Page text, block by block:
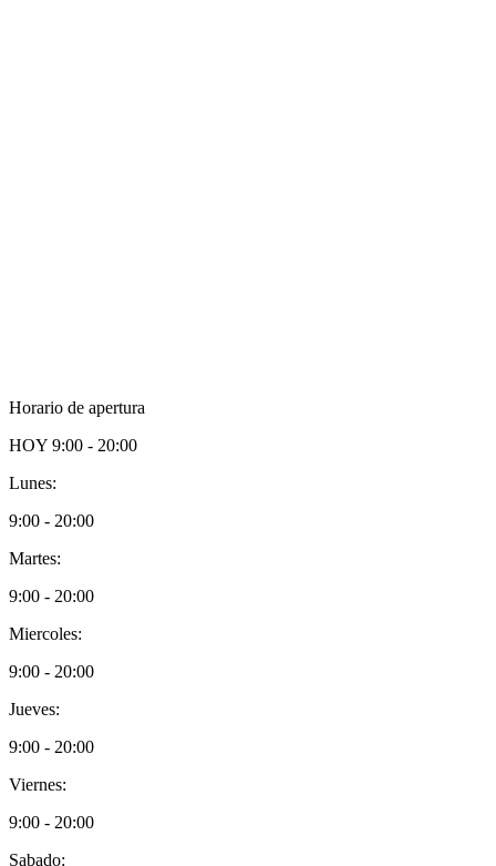
Horario de apertura
HOY 9:00 - 20:00
Lunes:
9:00 - 20:00
Martes:
9:00 - 20:00
Miercoles:
9:00 - 20:00
Jueves:
9:00 - 20:00
Viernes:
9:00 - 20:00
Sabado: